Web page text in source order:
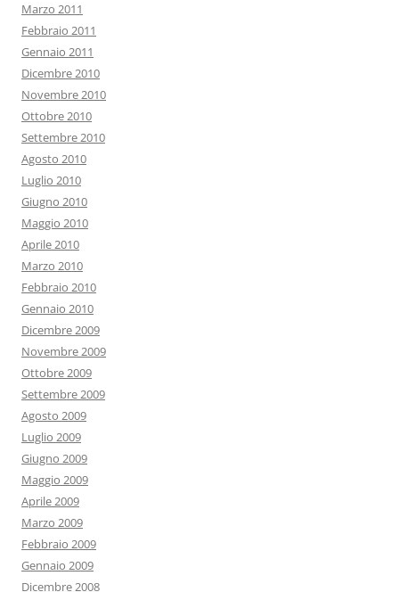
Marzo 2011
Febbraio 2011
Gennaio 2011
Dicembre 2010
Novembre 2010
Ottobre 2010
Settembre 2010
Agosto 2010
Luglio 2010
Giugno 2010
Maggio 2010
Aprile 2010
Marzo 2010
Febbraio 2010
Gennaio 2010
Dicembre 2009
Novembre 2009
Ottobre 2009
Settembre 2009
Agosto 2009
Luglio 2009
Giugno 2009
Maggio 2009
Aprile 2009
Marzo 2009
Febbraio 2009
Gennaio 2009
Dicembre 2008